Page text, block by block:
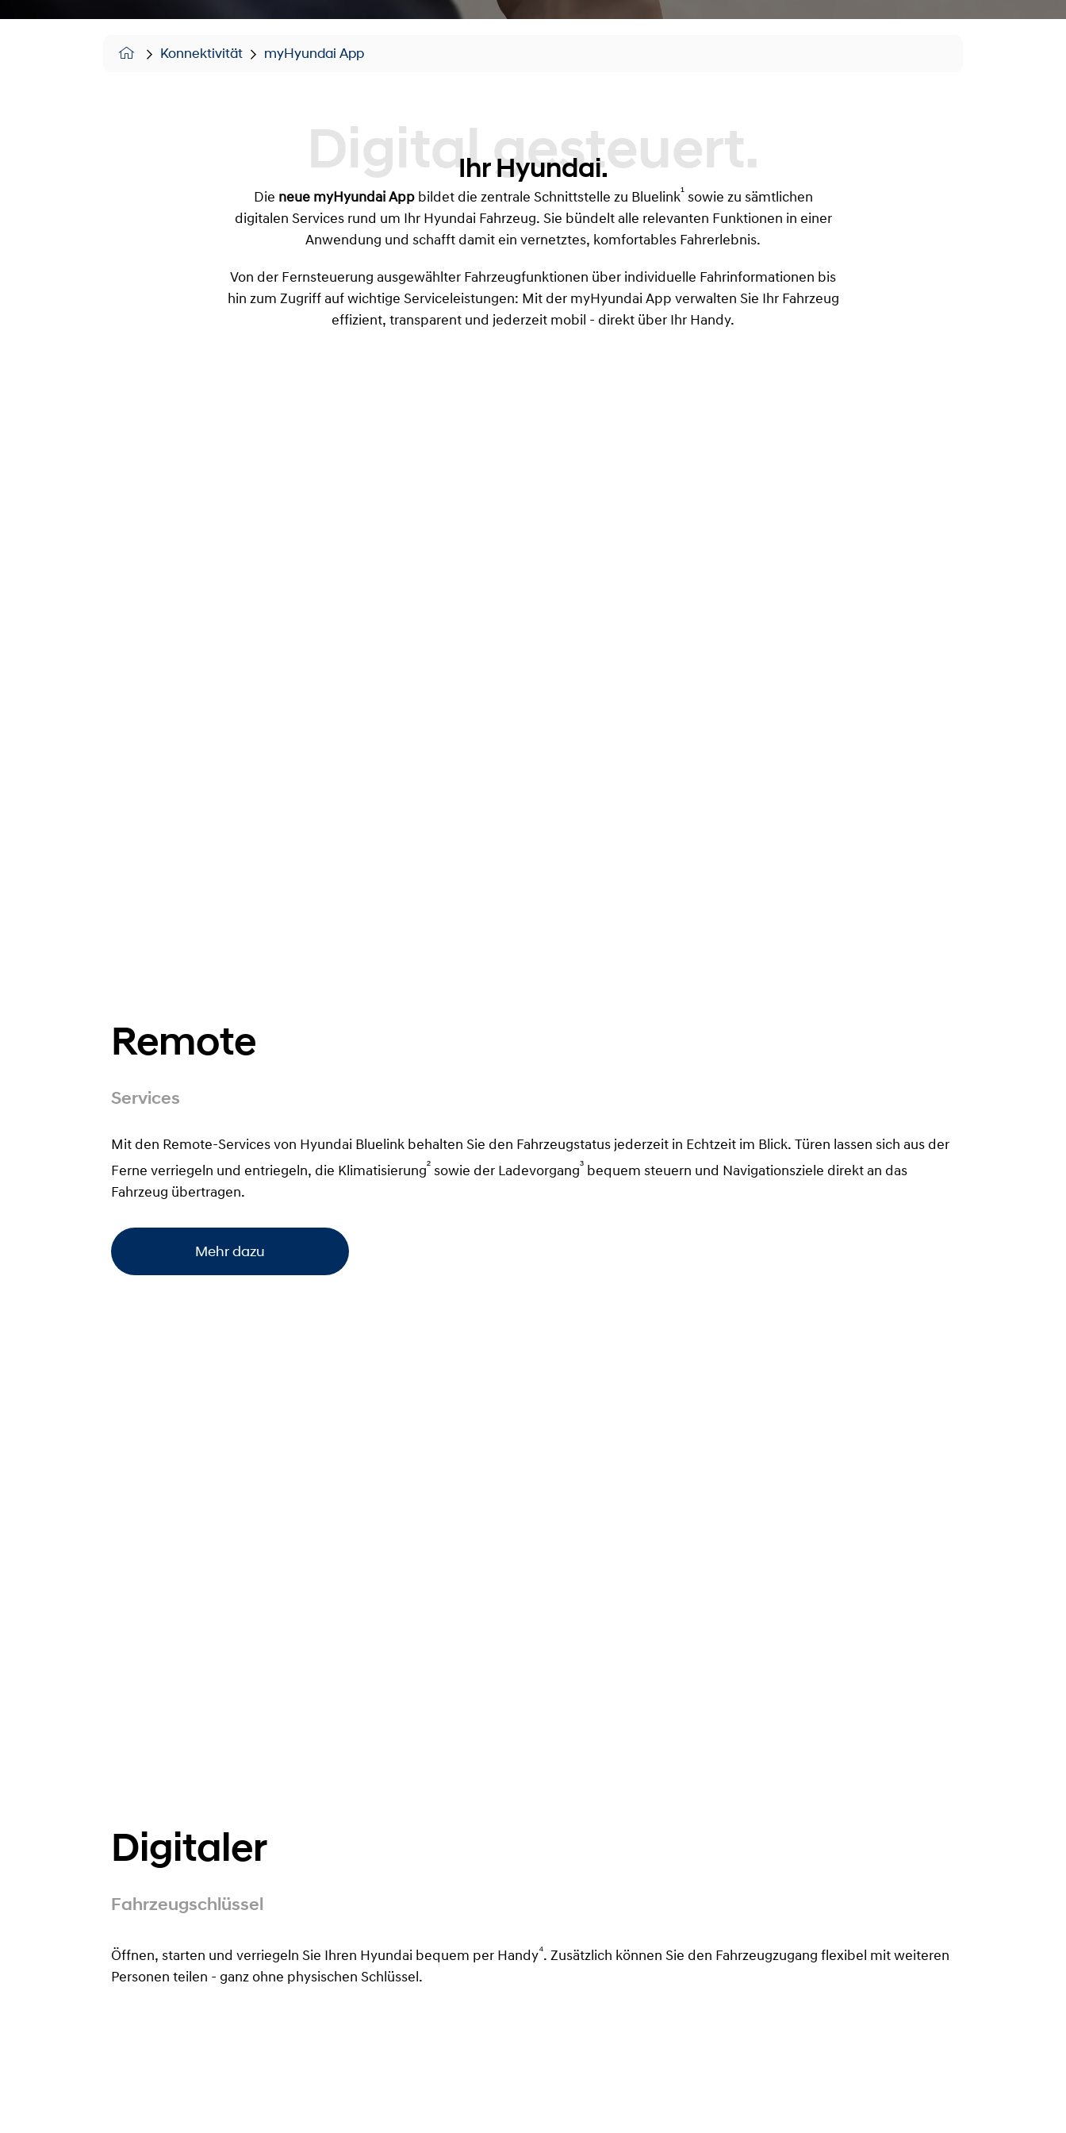
Konnektivität myHyundai App
Digital gesteuert.
Ihr Hyundai.
Die neue myHyundai Appbildet die zentrale Schnittstelle zu Bluelink¹ sowie zu sämtlichen
digitalen Services rund um Ihr Hyundai Fahrzeug. Sie bündelt alle relevanten Funktionen in einer
Anwendung und schafft damit ein vernetztes, komfortables Fahrerlebnis.
Von der Fernsteuerung ausgewählter Fahrzeugfunktionen über individuelle Fahrinformationen bis
hin zum Zugriff auf wichtige Serviceleistungen: Mit der myHyundai App verwalten Sie Ihr Fahrzeug
effizient, transparent und jederzeit mobil - direkt über Ihr Handy.
Remote
Services
Mit den Remote-Services von Hyundai Bluelink behalten Sie den Fahrzeugstatus jederzeit in Echtzeit im Blick. Türen lassen sich aus der
Ferne verriegeln und entriegeln, die Klimatisierung² sowie der Ladevorgang³ bequem steuern und Navigationsziele direkt an das
Fahrzeug übertragen.
Mehr dazu
Digitaler
Fahrzeugschlüssel
Öffnen, starten und verriegeln Sie Ihren Hyundai bequem per Handy⁴. Zusätzlich können Sie den Fahrzeugzugang flexibel mit weiteren
Personen teilen - ganz ohne physischen Schlüssel.